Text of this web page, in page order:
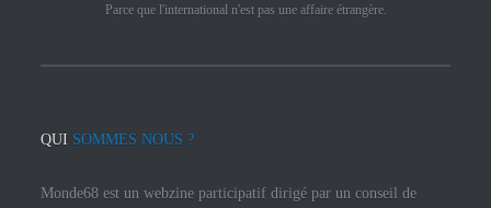
Parce que l'international n'est pas une affaire étrangère.
QUI SOMMES NOUS ?
Monde68 est un webzine participatif dirigé par un conseil de